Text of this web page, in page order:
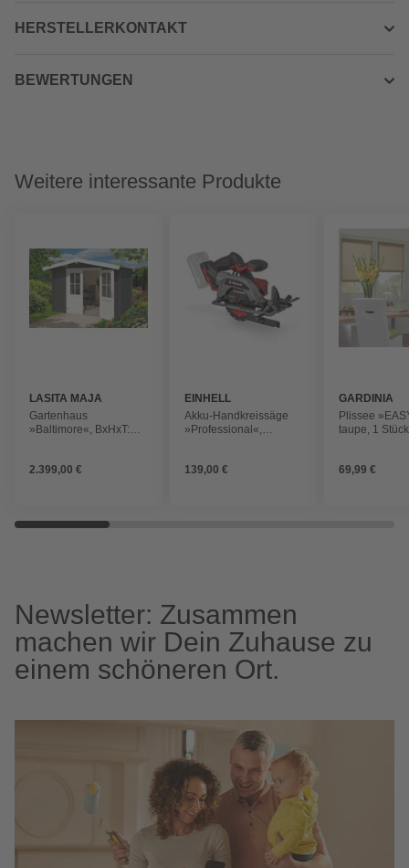
HERSTELLERKONTAKT
BEWERTUNGEN
Weitere interessante Produkte
LASITA MAJA
Gartenhaus
»Baltimore«, BxHxT:
Dachüberstand), Holz
2.399,00 €
EINHELL
Akku-Handkreissäge
»Professional«,
22,1 x 34,4 cm
139,00 €
GARDINIA
Plissee
taupe, 1 Stück
69,99 €
Newsletter: Zusammen
machen wir Dein Zuhause zu
einem schöneren Ort.